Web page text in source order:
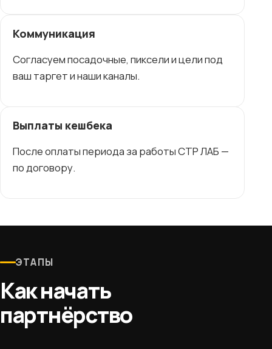
Коммуникация
Согласуем посадочные, пиксели и цели под
ваш таргет и наши каналы.
Выплаты кешбека
После оплаты периода за работы СТР ЛАБ —
по договору.
ЭТАПЫ
Как начать
партнёрство